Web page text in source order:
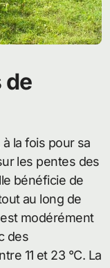
de
la fois pour sa
les pentes des
bénéficie de
au long de
est modérément
des
11 et 23 °C. La